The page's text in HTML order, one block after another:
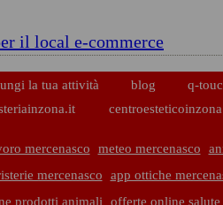
il local e-commerce
la tua attività blog
q-
mercenasco meteo mercenasco
mercenasco
app ottiche
prodotti animali offerte online salute